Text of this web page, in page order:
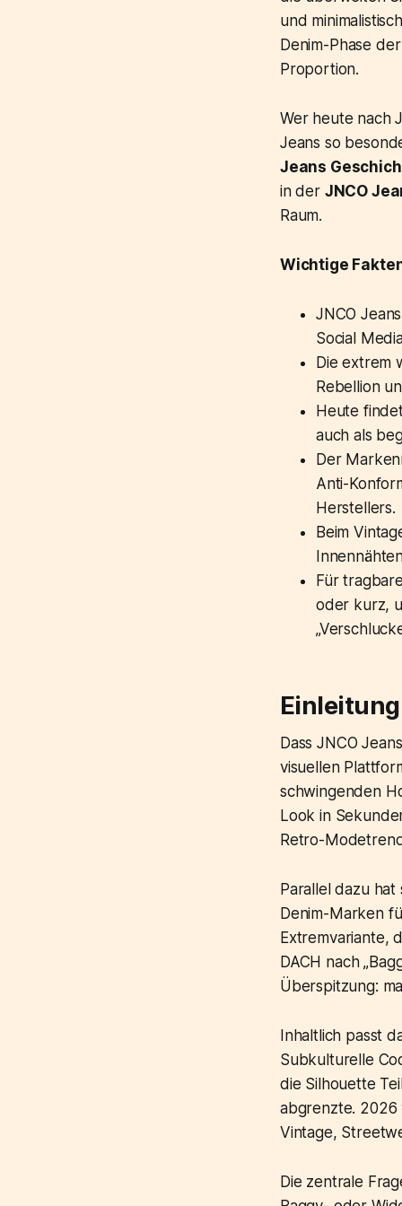
und
Denim-Phase
Proportion.
Wer heute nach
Jeans so
Jeans
in der JNCO
Raum.
Wichtige
JNCO
Social
Die extrem
Rebellion
Heute
auch als
Der
Anti-
Herstellers.
Beim
Für
oder kurz,
Dass JNCO
visuellen
schwingenden
Look in
Retro-
Parallel dazu
Denim-Marken
Extremvariante,
DACH nach
Überspitzung:
Inhaltlich passt
Subkulturelle
die Silhouette
abgrenzte. 2026
Vintage,
Die zentrale